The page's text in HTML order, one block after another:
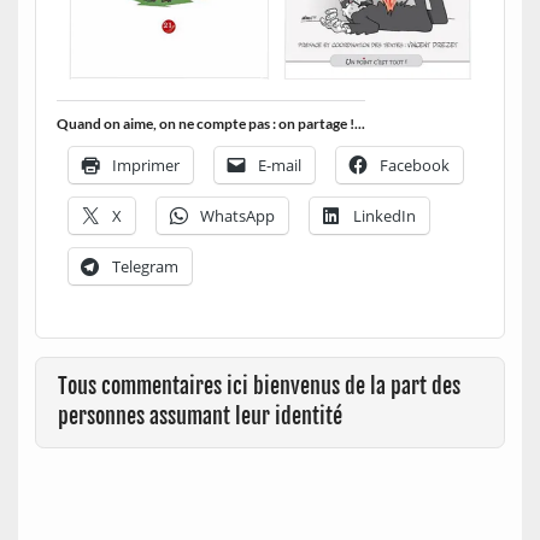
Quand on aime, on ne compte pas : on partage !...
Imprimer E-mail Facebook
X WhatsApp LinkedIn
Telegram
Tous commentaires ici bienvenus de la part des
personnes assumant leur identité